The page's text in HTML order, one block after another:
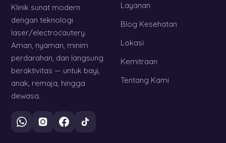
Klinik sunat modern
dengan teknologi
laser/electrocautery.
Aman, nyaman, minim
perdarahan, dan langsung
beraktivitas — untuk bayi,
anak, remaja, hingga
dewasa.
Layanan
Blog Kesehatan
Lokasi
Kemitraan
Tentang Kami